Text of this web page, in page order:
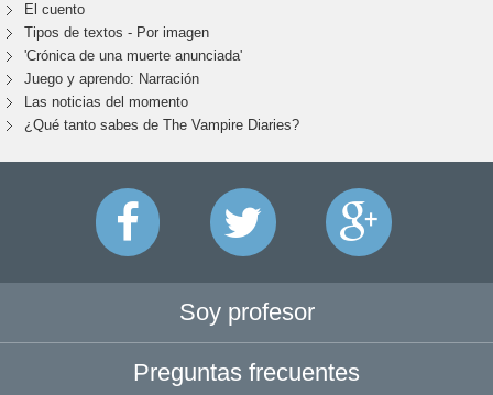
El cuento
Tipos de textos - Por imagen
'Crónica de una muerte anunciada'
Juego y aprendo: Narración
Las noticias del momento
¿Qué tanto sabes de The Vampire Diaries?
Soy profesor
Preguntas frecuentes